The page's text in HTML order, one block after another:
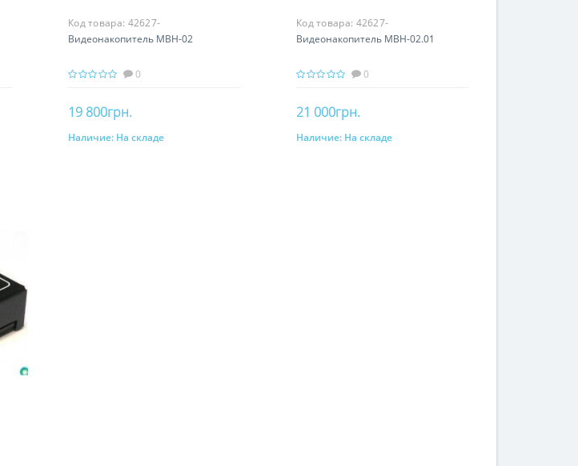
Код товара: 42627-
Видеонакопитель МВН-02
0
19 800грн.
В корзину
Наличие: На складе
Код товара: 42627-
Видеонакопитель МВН-02.01
0
21 000грн.
В корзину
Наличие: На складе